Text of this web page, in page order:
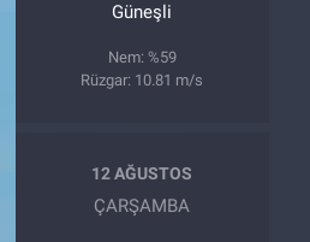
Güneşli
Nem: %59
Rüzgar: 10.81 m/s
12 AĞUSTOS
ÇARŞAMBA